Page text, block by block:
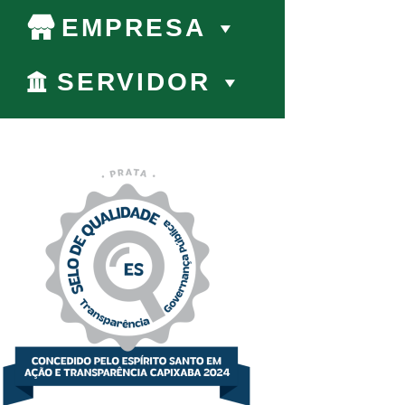
EMPRESA
SERVIDOR